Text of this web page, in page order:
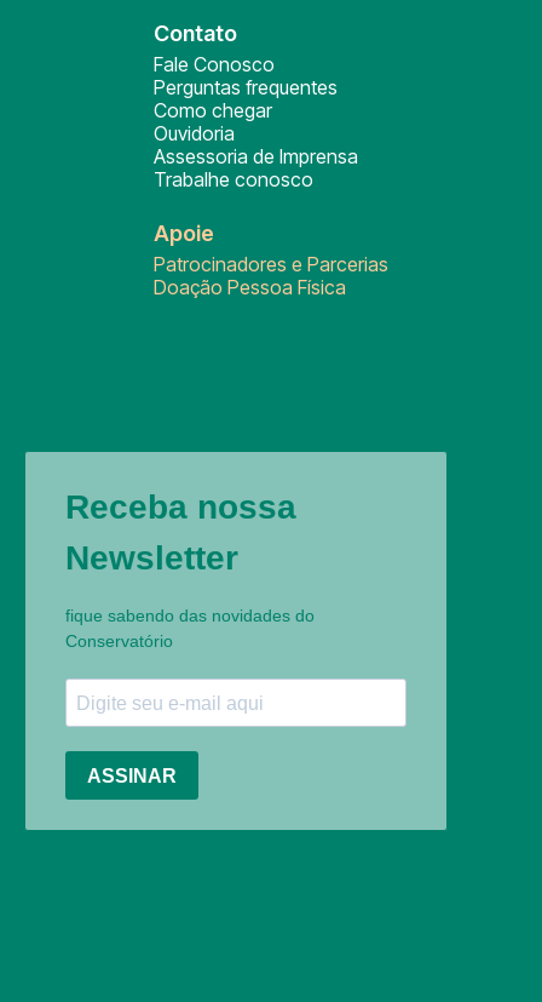
Contato
Fale Conosco
Perguntas frequentes
Como chegar
Ouvidoria
Assessoria de Imprensa
Trabalhe conosco
Apoie
Patrocinadores e Parcerias
Doação Pessoa Física